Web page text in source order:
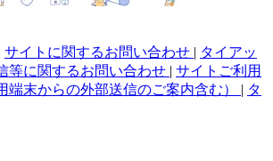
サイトに関するお問い合わせ | タイアッ
等に関するお問い合わせ | サイトご利用
端末からの外部送信のご案内含む） | タ